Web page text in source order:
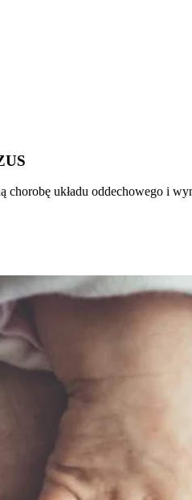
układu oddechowego i